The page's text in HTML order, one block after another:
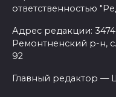
ответственностью
Адрес редакции:
Ремонтненский р-н,
92
Главный редактор —